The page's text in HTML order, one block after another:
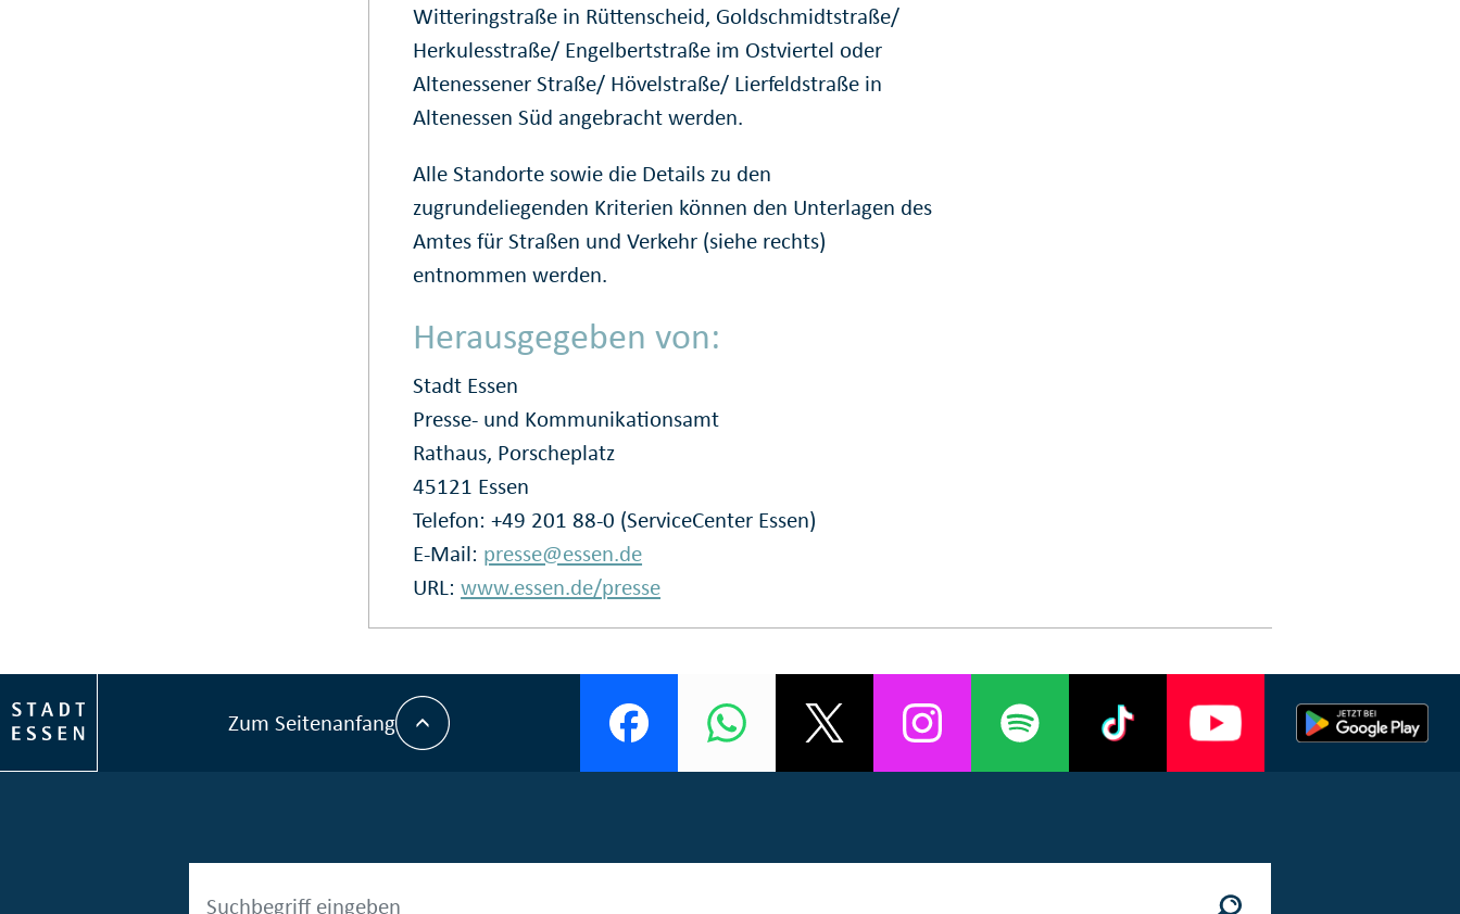
Witteringstraße in Rüttenscheid, Goldschmidtstraße/
Herkulesstraße/ Engelbertstraße im Ostviertel oder
Altenessener Straße/ Hövelstraße/ Lierfeldstraße in
Altenessen Süd angebracht werden.
Alle Standorte sowie die Details zu den
zugrundeliegenden Kriterien können den Unterlagen des
Amtes für Straßen und Verkehr (siehe rechts)
entnommen werden.
Herausgegeben von:
Stadt Essen
Presse- und Kommunikationsamt
Rathaus, Porscheplatz
45121 Essen
Telefon: +49 201 88-0 (ServiceCenter Essen)
E-Mail: presse@essen.de
URL:www.essen.de/presse
Zum Seitenanfang